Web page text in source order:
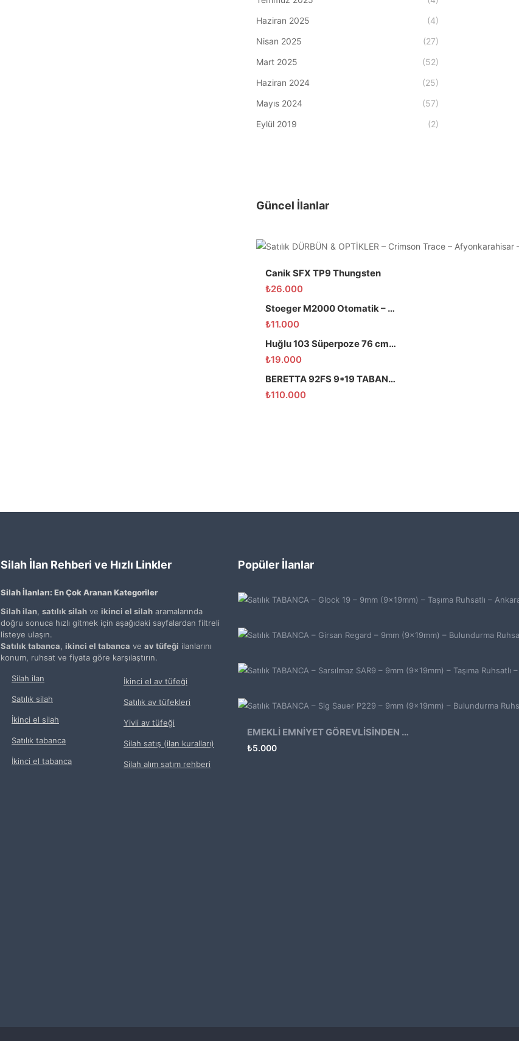
Haziran 2025
(4)
Nisan 2025
(27)
Mart 2025
(52)
Haziran 2024
(25)
Mayıs 2024
(57)
Eylül 2019
(2)
Güncel İlanlar
Canik SFX TP9 Thungsten
₺26.000
Stoeger M2000 Otomatik – 66 Namlu – Temiz
₺11.000
Huğlu 103 Süperpoze 76 cm namlu
₺19.000
BERETTA 92FS 9*19 TABANCA
₺110.000
Silah İlan Rehberi ve Hızlı Linkler
Silah İlanları: En Çok Aranan Kategoriler
Silah ilan satılık silah ve ikinci el silah aramalarında
doğru sonuca hızlı gitmek için aşağıdaki sayfalardan filtreli
listeye ulaşın.
Satılık tabanca ikinci el tabanca ve av tüfeği ilanlarını
konum, ruhsat ve fiyata göre karşılaştırın.
Silah ilan
Satılık silah
İkinci el silah
Satılık tabanca
İkinci el tabanca
İkinci el av tüfeği
Satılık av tüfekleri
Yivli av tüfeği
Silah satış (ilan kuralları)
Silah alım satım rehberi
Popüler İlanlar
EMEKLİ EMNİYET GÖREVLİSİNDEN ATMACA 53 KLASİK14
₺5.000